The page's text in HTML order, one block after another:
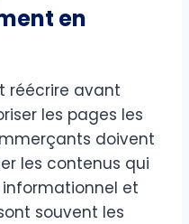
en
réécrire avant
les pages les
doivent
les contenus qui
et
souvent les